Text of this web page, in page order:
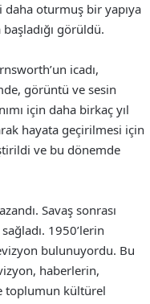
daha oturmuş bir yapıya
görüldü.
icadı,
görüntü ve sesin
için daha birkaç yıl
hayata geçirilmesi için
ve bu dönemde
Savaş sonrası
1950’lerin
bulunuyordu. Bu
haberlerin,
toplumun kültürel